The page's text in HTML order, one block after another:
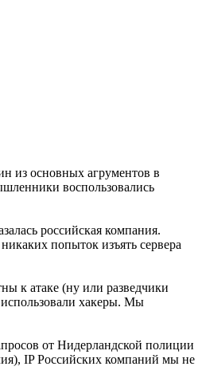
из основных агрументов в
воспользовались
российская компания.
попыток изъять сервера
к атаке (ну или разведчики
использовали хакеры. Мы
от Нидерландской полиции
IP Российских компаний мы не